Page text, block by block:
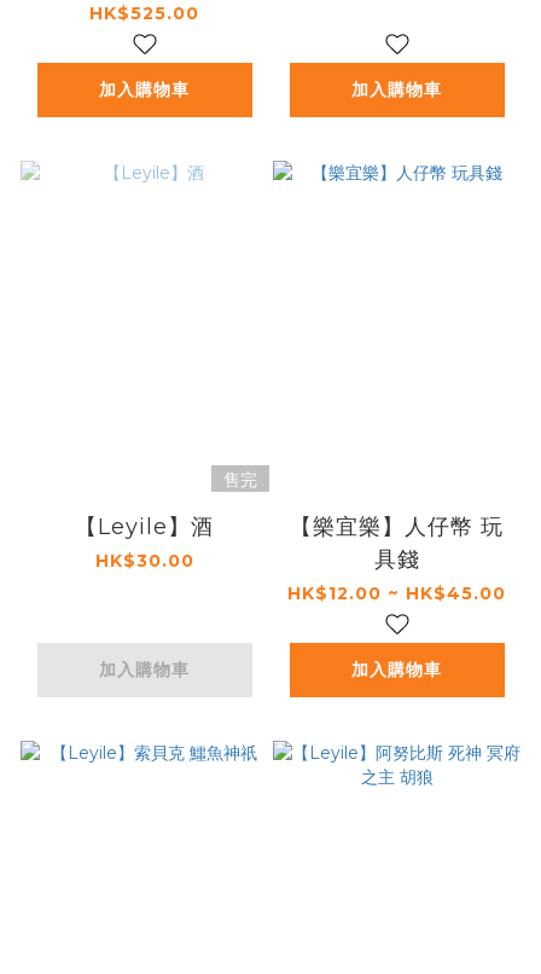
HK$525.00
加入購物車 加入購物車
售完
【Leyile】酒
HK$30.00
加入購物車
【樂宜樂】人仔幣 玩
具錢
HK$12.00 ~ HK$45.00
加入購物車